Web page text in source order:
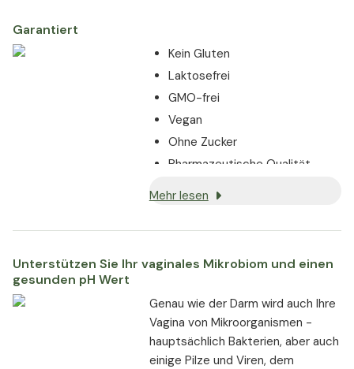
Garantiert
Kein Gluten
Laktosefrei
GMO-frei
Vegan
Ohne Zucker
Pharmazeutische Qualität
Mehr lesen
Unterstützen Sie Ihr vaginales Mikrobiom und einen
gesunden pH Wert
Genau wie der Darm wird auch Ihre
Vagina von Mikroorganismen -
hauptsächlich Bakterien, aber auch
einige Pilze und Viren, dem